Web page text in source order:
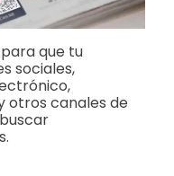
que tu
sociales,
otros canales de